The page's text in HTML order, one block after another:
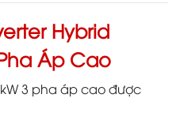
Hybrid
Áp Cao
3 pha áp cao được